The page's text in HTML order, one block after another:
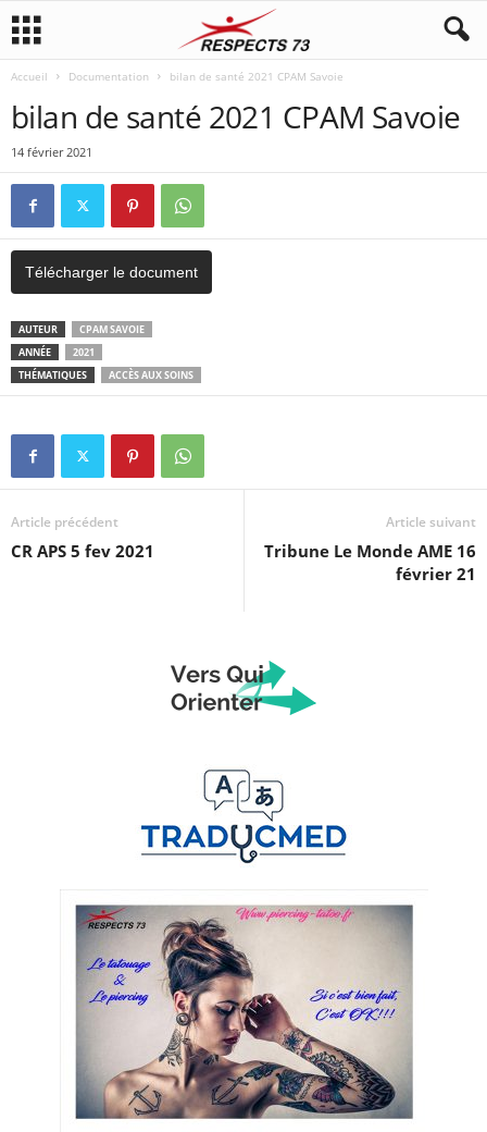
Accueil Documentation bilan de santé 2021 CPAM Savoie
bilan de santé 2021 CPAM Savoie
14 février 2021
Télécharger le document
AUTEUR
CPAM SAVOIE
ANNÉE
2021
THÉMATIQUES
ACCÈS AUX SOINS
Article précédent
CR APS 5 fev 2021
Article suivant
Tribune Le Monde AME 16
février 21